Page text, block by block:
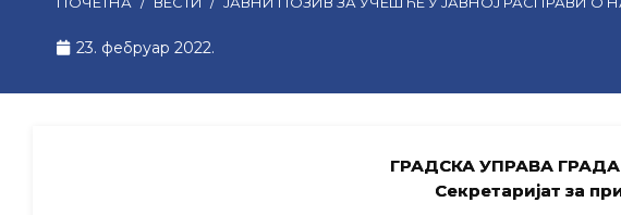
23. фебруар 2022.
ГРАДСКА УПРАВА
Секретаријат за